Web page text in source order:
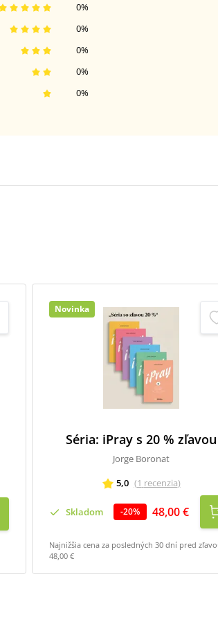
0%
0%
0%
0%
0%
Novinka
Séria: iPray s 20 % zľavou
Jorge Boronat
5,0 (1 recenzia)
Skladom -20% 48,00 €
Najnižšia cena za posledných 30 dní pred
48,00 €